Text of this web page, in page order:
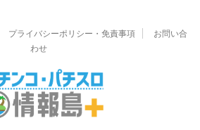
プライバシーポリシー・免責事項
お問い合
わせ